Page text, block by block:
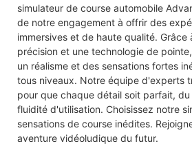
simulateur de course automobile
de notre engagement à offrir des
immersives et de haute qualité. Grâce
précision et une technologie de
un réalisme et des sensations fortes
tous niveaux. Notre équipe d'experts
pour que chaque détail soit parfait,
fluidité d'utilisation. Choisissez notre
sensations de course inédites.
aventure vidéoludique du futur.